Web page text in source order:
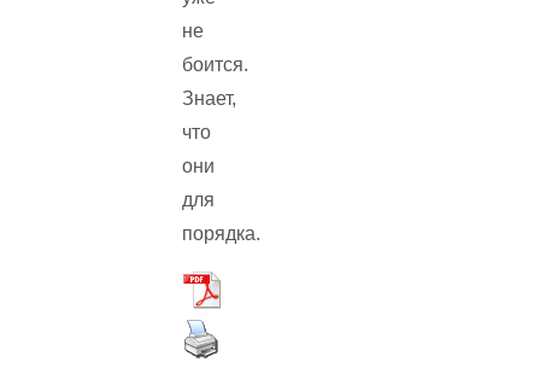
не
боится.
Знает,
что
они
для
порядка.